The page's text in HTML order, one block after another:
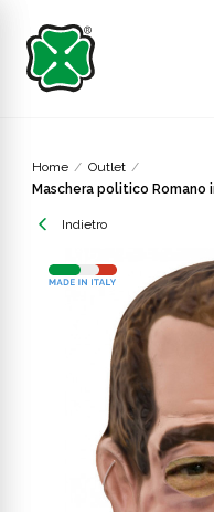
Home
Outlet
Maschera politico
Indietro